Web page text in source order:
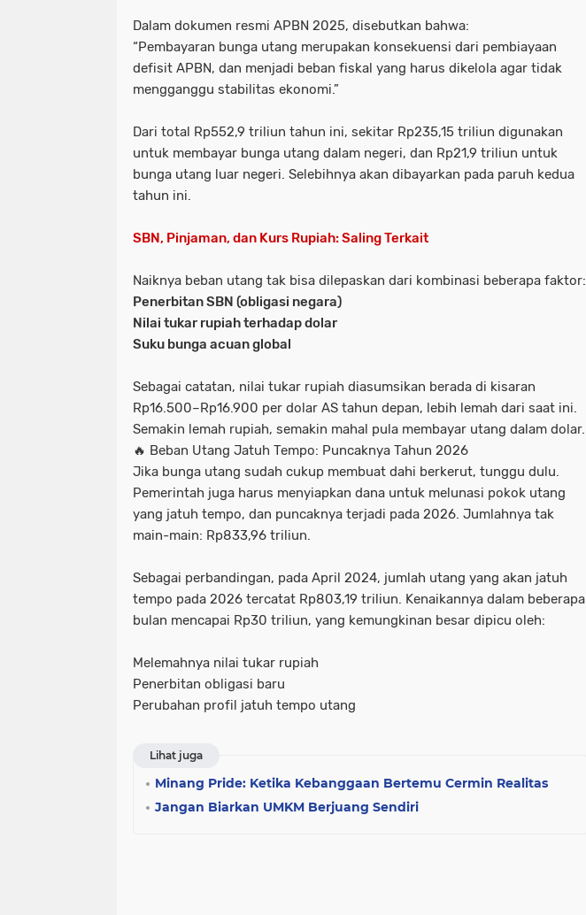
Dalam dokumen resmi APBN 2025, disebutkan bahwa:
“Pembayaran bunga utang merupakan konsekuensi dari pembiayaan
defisit APBN, dan menjadi beban fiskal yang harus dikelola agar tidak
mengganggu stabilitas ekonomi.”
Dari total Rp552,9 triliun tahun ini, sekitar Rp235,15 triliun digunakan
untuk membayar bunga utang dalam negeri, dan Rp21,9 triliun untuk
bunga utang luar negeri. Selebihnya akan dibayarkan pada paruh kedua
tahun ini.
SBN, Pinjaman, dan Kurs Rupiah: Saling Terkait
Naiknya beban utang tak bisa dilepaskan dari kombinasi beberapa faktor:
Penerbitan SBN (obligasi negara)
Nilai tukar rupiah terhadap dolar
Suku bunga acuan global
Sebagai catatan, nilai tukar rupiah diasumsikan berada di kisaran
Rp16.500–Rp16.900 per dolar AS tahun depan, lebih lemah dari saat ini.
Semakin lemah rupiah, semakin mahal pula membayar utang dalam dolar.
🔥 Beban Utang Jatuh Tempo: Puncaknya Tahun 2026
Jika bunga utang sudah cukup membuat dahi berkerut, tunggu dulu.
Pemerintah juga harus menyiapkan dana untuk melunasi pokok utang
yang jatuh tempo, dan puncaknya terjadi pada 2026. Jumlahnya tak
main-main: Rp833,96 triliun.
Sebagai perbandingan, pada April 2024, jumlah utang yang akan jatuh
tempo pada 2026 tercatat Rp803,19 triliun. Kenaikannya dalam beberapa
bulan mencapai Rp30 triliun, yang kemungkinan besar dipicu oleh:
Melemahnya nilai tukar rupiah
Penerbitan obligasi baru
Perubahan profil jatuh tempo utang
Lihat juga
Minang Pride: Ketika Kebanggaan Bertemu Cermin Realitas
Jangan Biarkan UMKM Berjuang Sendiri